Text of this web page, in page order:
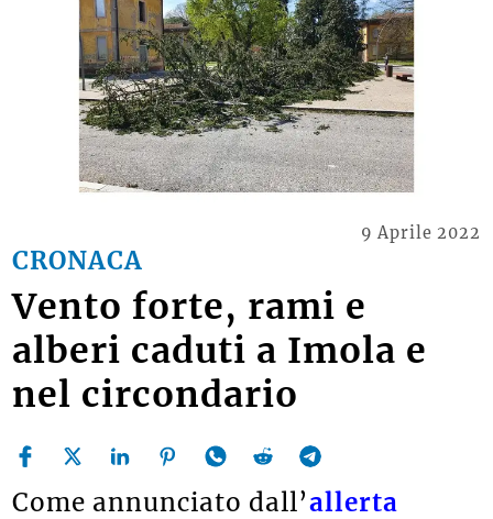
CRONACA
9 Aprile 2022
Vento forte, rami e
alberi caduti a Imola e
nel circondario
Come annunciato dall’allerta